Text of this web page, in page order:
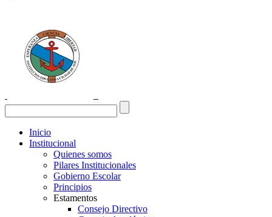
Inicio
Institucional
Quienes somos
Pilares Institucionales
Gobierno Escolar
Principios
Estamentos
Consejo Directivo